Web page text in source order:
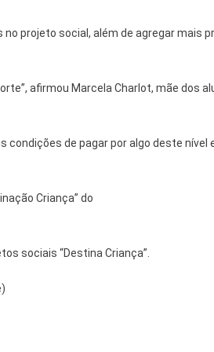
projeto social, além de agregar
afirmou Marcela Charlot, mãe dos
de pagar por algo deste
Criança” do
sociais “Destina Criança”.